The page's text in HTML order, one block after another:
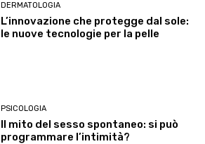
DERMATOLOGIA
L’innovazione che protegge dal sole:
le nuove tecnologie per la pelle
PSICOLOGIA
Il mito del sesso spontaneo: si può
programmare l’intimità?